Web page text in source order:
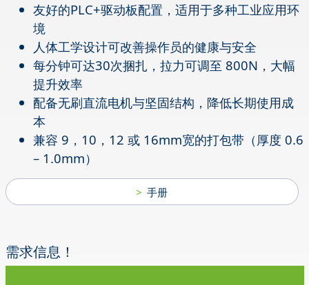
友好的PLC+驱动板配置，适用于多种工业应用环
境
人体工学设计可改善操作员的健康与安全
每分钟可达30次捆扎，拉力可调至 800N，大幅
提升效率
配备无刷直流电机与坚固结构，降低长期使用成
本
兼容 9，10，12 或 16mm宽的打包带（厚度 0.6
– 1.0mm）
手册
需求信息！